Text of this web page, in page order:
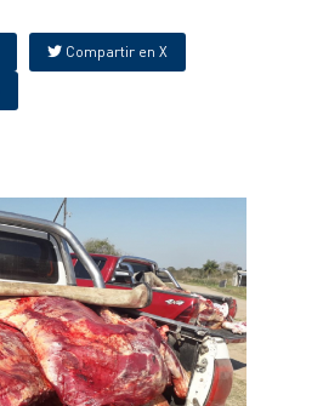
Compartir en X